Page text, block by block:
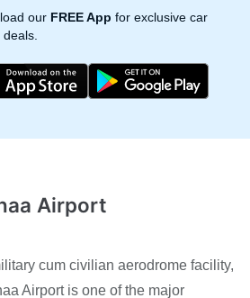
our FREE App for exclusive car
deals.
Airport
cum civilian aerodrome facility,
Airport is one of the major